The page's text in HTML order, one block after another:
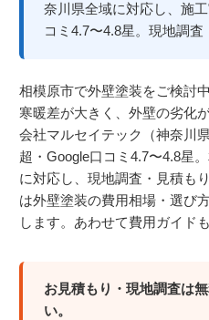
奈川県全域に対応し、施
コミ4.7〜4.8星。現地調査
相模原市で外壁塗装をご検討
寒暖差が大きく、外壁の劣化
会社マルセイテック（神奈川
超・Google口コミ4.7〜4.8星
に対応し、現地調査・見積も
は外壁塗装の費用相場・選び
します。あわせて費用ガイド
お見積もり・現地調査は
い。